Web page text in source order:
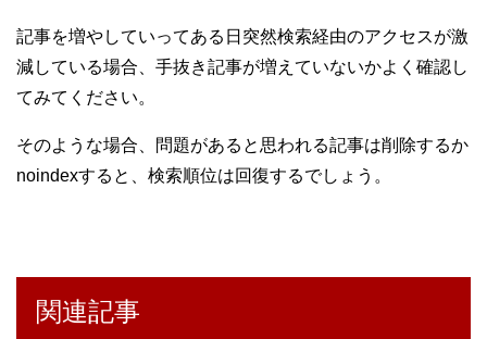
記事を増やしていってある日突然検索経由のアクセスが激
減している場合、手抜き記事が増えていないかよく確認し
てみてください。
そのような場合、問題があると思われる記事は削除するか
noindexすると、検索順位は回復するでしょう。
関連記事